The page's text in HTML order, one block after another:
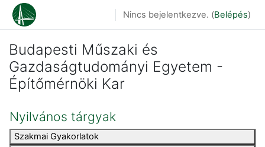
Tovább a fő tartalomhoz
Nincs bejelentkezve. (Belépés)
Budapesti Műszaki és
Gazdaságtudományi Egyetem -
Építőmérnöki Kar
Nyilvános tárgyak
Szakmai Gyakorlatok